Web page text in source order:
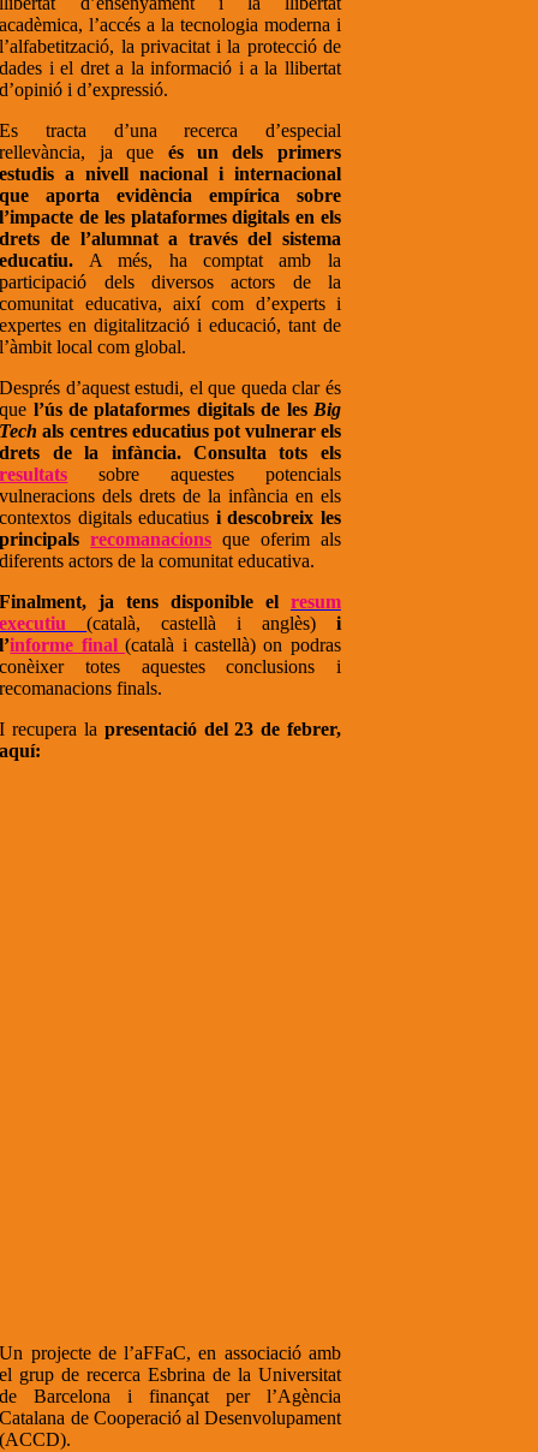
acadèmica, l’accés a la tecnologia moderna i
l’alfabetització, la privacitat i la protecció de
dades i el dret a la informació i a la llibertat
d’opinió i d’expressió.
Es tracta d’una recerca d’especial
rellevància, ja que és un dels primers
estudis a nivell nacional i internacional
que aporta evidència empírica sobre
l’impacte de les plataformes digitals en els
drets de l’alumnat a través del sistema
educatiu. A més, ha comptat amb la
participació dels diversos actors de la
comunitat educativa, així com d’experts i
expertes en digitalització i educació, tant de
l’àmbit local com global.
Després d’aquest estudi, el que queda clar és
que l’ús de plataformes digitals de les Big
Tech als centres educatius pot vulnerar els
drets de la infància. Consulta tots els
resultats
sobre aquestes potencials
vulneracions dels drets de la infància en els
contextos digitals educatius i descobreix les
principalsrecomanacions que oferim als
diferents actors de la comunitat educativa.
Finalment, ja tens disponible el resum
executiu(català, castellà i anglès) i
l’informe final(català i castellà) on podras
conèixer totes aquestes conclusions i
recomanacions finals.
I recupera la presentació del 23 de febrer,
aquí:
Un projecte de l’aFFaC, en associació amb
el grup de recerca Esbrina de la Universitat
de Barcelona i finançat per l’Agència
Catalana de Cooperació al Desenvolupament
(ACCD).